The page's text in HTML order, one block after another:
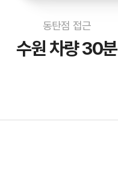
동탄점 접근
수원 차량 30분